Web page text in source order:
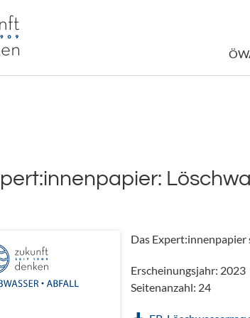
Das Expert:innenpapier
Erscheinungsjahr: 2023
Seitenanzahl: 24